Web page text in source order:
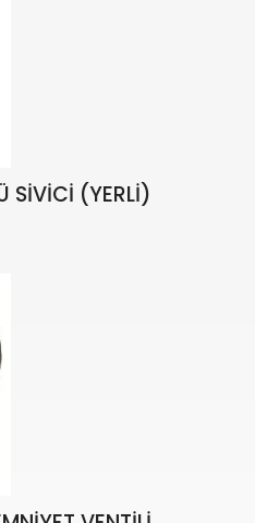
SİVİCİ (YERLİ)